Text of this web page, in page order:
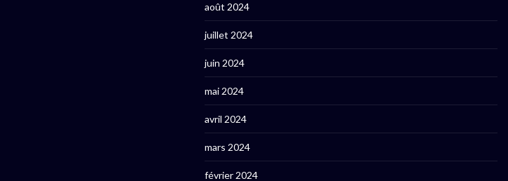
août 2024
juillet 2024
juin 2024
mai 2024
avril 2024
mars 2024
février 2024